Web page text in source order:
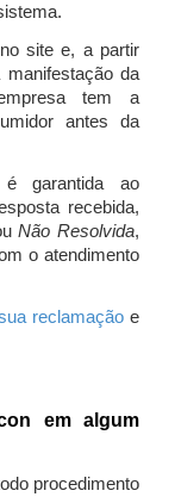
site e, a partir
da
tem a
antes da
garantida ao
recebida,
Não Resolvida,
o atendimento
reclamaçãoe
em algum
procedimento